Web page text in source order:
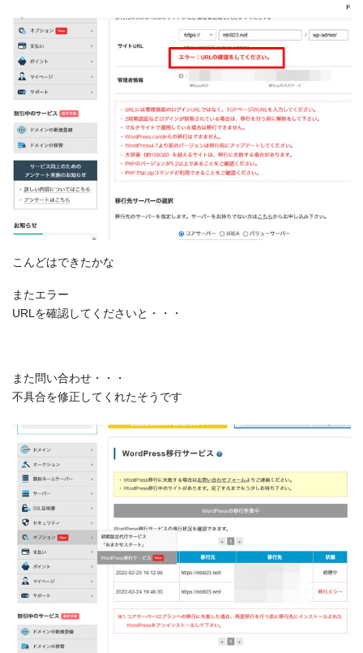
こんどはできたかな
またエラー
URLを確認してくださいと・・・
また問い合わせ・・・
不具合を修正してくれたそうです